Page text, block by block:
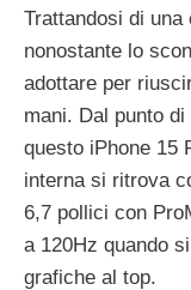
Trattandosi di
nonostante lo
adottare per
mani. Dal punto
questo iPhone 15
interna si ritrova
6,7 pollici con
a 120Hz quando
grafiche al top.